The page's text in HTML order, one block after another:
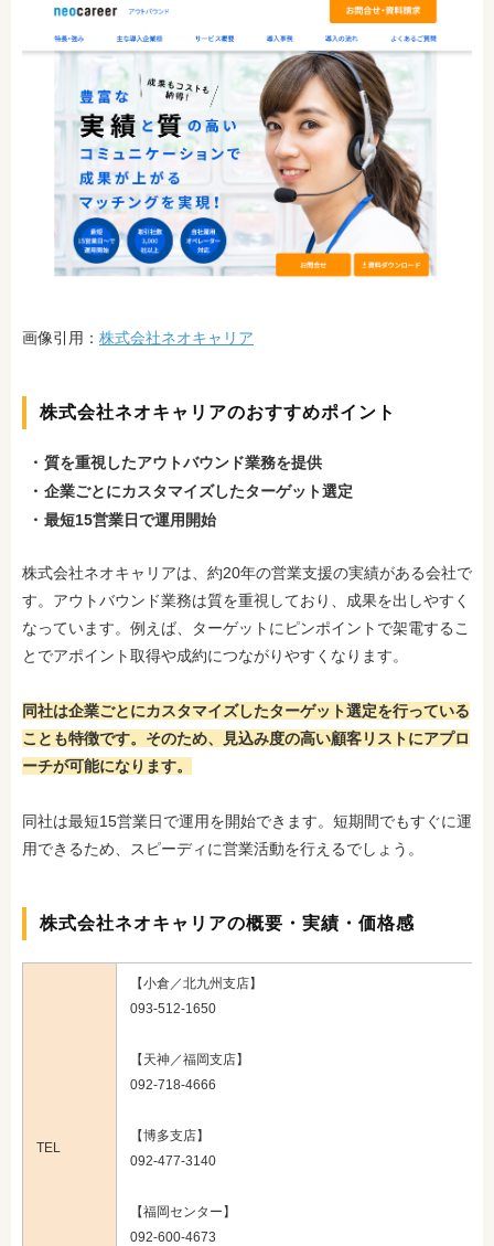
画像引用： 株式会社ネオキャリア
株式会社ネオキャリアのおすすめポイント
質を重視したアウトバウンド業務を提供
企業ごとにカスタマイズしたターゲット選定
最短15営業日で運用開始
株式会社ネオキャリアは、約20年の営業支援の実績がある会社で
す。アウトバウンド業務は質を重視しており、成果を出しやすく
なっています。例えば、ターゲットにピンポイントで架電するこ
とでアポイント取得や成約につながりやすくなります。
同社は企業ごとにカスタマイズしたターゲット選定を行っている
ことも特徴です。そのため、見込み度の高い顧客リストにアプロ
ーチが可能になります。
同社は最短15営業日で運用を開始できます。短期間でもすぐに運
用できるため、スピーディに営業活動を行えるでしょう。
株式会社ネオキャリアの概要・実績・価格感
TEL
【小倉／北九州支店】
093-512-1650
【天神／福岡支店】
092-718-4666
【博多支店】
092-477-3140
【福岡センター】
092-600-4673